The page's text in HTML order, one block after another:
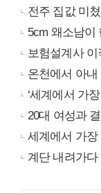
전주 집값 미
5cm 왜소남이
보험설계사 이
온천에서 아
‘세계에서 가
20대 여성과
세계에서 가장
계단 내려가다